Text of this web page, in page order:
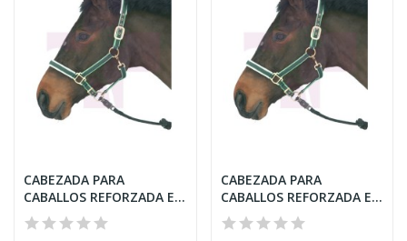
CABEZADA PARA
CABALLOS REFORZADA EN
NYLON,...
CABEZADA PARA
CABALLOS REFORZADA EN
NYLON,...